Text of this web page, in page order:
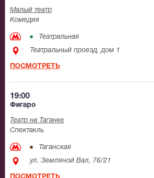
Малый театр
Комедия
Театральная
Театральный проезд, дом 1
ПОСМОТРЕТЬ
19:00
Фигаро
Театр на Таганке
Спектакль
Таганская
ул. Земляной Вал, 76/21